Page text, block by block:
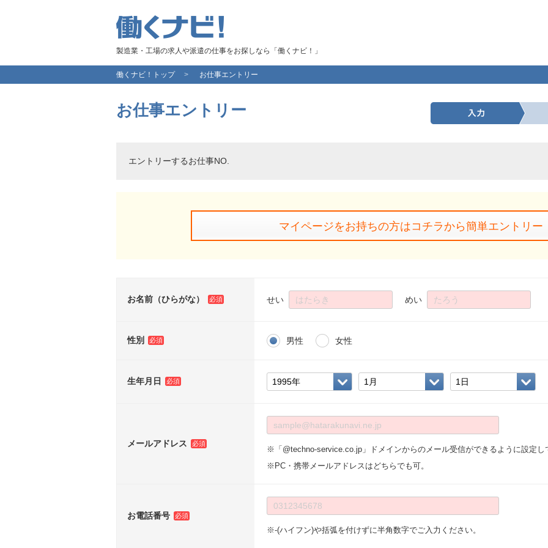
製造業・工場の求人や派遣の仕事をお探しなら「働くナビ！」
働くナビ！トップ お仕事エントリー
お仕事エントリー
エントリーするお仕事NO.
マイページをお持ちの方はコチラから簡単エントリー
お名前（ひらがな） せい めい
性別 男性 女性
生年月日
メールアドレス
※「@techno-service.co.jp」ドメインからのメール受信ができるように設定し
※PC・携帯メールアドレスはどちらでも可。
お電話番号
※-(ハイフン)や括弧を付けずに半角数字でご入力ください。